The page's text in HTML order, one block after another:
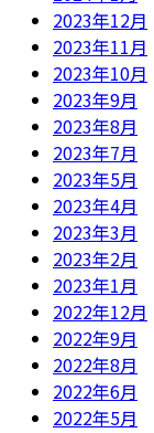
2023年12月
2023年11月
2023年10月
2023年9月
2023年8月
2023年7月
2023年5月
2023年4月
2023年3月
2023年2月
2023年1月
2022年12月
2022年9月
2022年8月
2022年6月
2022年5月